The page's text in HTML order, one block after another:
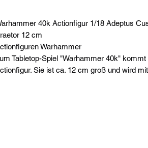
40k Actionfigur 1/18 Adeptus
12 cm
Warhammer
Tabletop-Spiel "Warhammer 40k"
Sie ist ca. 12 cm groß und wird